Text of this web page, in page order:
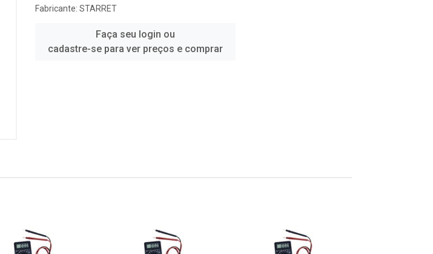
Fabricante: STARRET
Faça seu login ou
cadastre-se para ver preços e comprar